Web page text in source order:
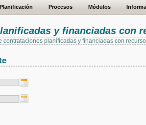
Planificación Procesos Módulos
y financiadas con
planificadas y financiadas con